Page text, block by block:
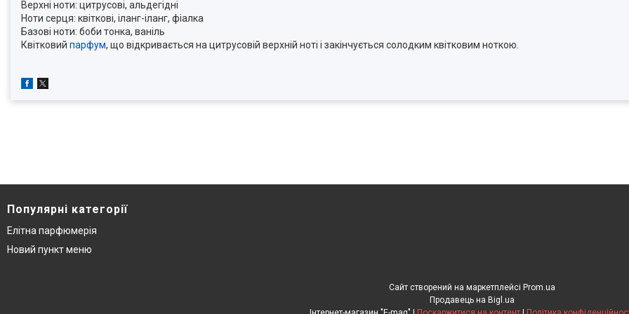
Верхні ноти: цитрусові, альдегідні
Ноти серця: квіткові, іланг-іланг, фіалка
Базові ноти: боби тонка, ваніль
Квітковий парфум, що відкривається на цитрусовій верхній ноті і закінчується солодким квітковим ноткою.
Популярні категорії
Елітна парфюмерія
Новий пункт меню
Сайт створений на маркетплейсі Prom.ua
Продавець на Bigl.ua